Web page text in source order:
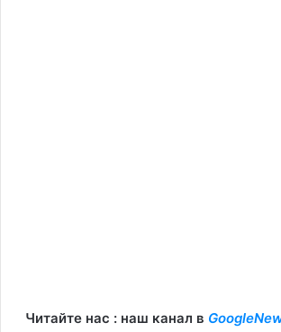
Читайте нас : наш канал в